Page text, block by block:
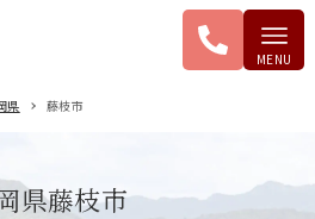
県 藤枝市
県藤枝市